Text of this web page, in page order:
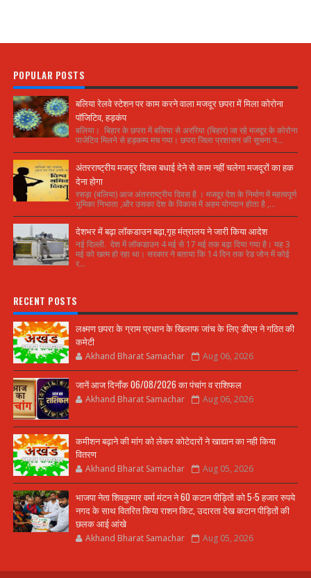
POPULAR POSTS
बलिया रेलवे स्टेशन पर काम करने वाला मजदूर छपरा में मिला कोरोना
पॉजिटिव, हड़कंप
बलिया। बिहार के छपरा में बलिया से अररिया (बिहार) जा रहे मजदूर के कोरोना
पाजेटिव मिलने से हड़कम्प मच गया। छपरा जिला प्रशासन की सूचना प...
अंतरराष्ट्रीय मजदूर दिवस बधाई देने से काम नहीं चलेगा मजदूरों का हक
देना होगा
रसड़ा (बलिया) आज अंतरराष्ट्रीय दिवस है । मजदूर देश के निर्माण में महत्वपूर्ण
भूमिका निभाता ,और उसका देश के विकास में अहम योगदान होता है ,...
देशभर में बढ़ा लॉकडाउन बढ़ा,गृह मंत्रालय ने जारी किया आदेश
नई दिल्ली. देश में लॉकडाउन 4 मई से 17 मई तक बढ़ा दिया गया है। यह 3
मई को खत्म हो रहा था। सरकार ने बताया कि 14 दिन तक रेड जोन में कोई
र...
RECENT POSTS
लक्ष्मण छपरा के ग्राम प्रधान के खिलाफ जांच के लिए डीएम ने गठित की
कमेटी
Akhand Bharat Samachar Aug 06, 2026
जानें आज दिनाँक 06/08/2026 का पंचांग व राशिफल
Akhand Bharat Samachar Aug 06, 2026
कमीशन बढ़ाने की मांग को लेकर कोटेदारों ने खाद्यान का नही किया
वितरण
Akhand Bharat Samachar Aug 05, 2026
भाजपा नेता शिवकुमार वर्मा मंटन ने 60 कटान पीड़ितों को 5-5 हजार रुपये
नगद के साथ वितरित किया राशन किट, उदारता देख कटान पीड़ितों की
छलक आई आंखे
Akhand Bharat Samachar Aug 05, 2026